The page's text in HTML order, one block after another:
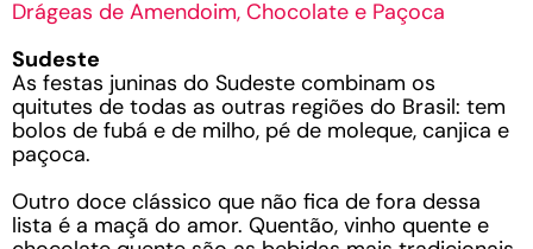
Drágeas de Amendoim, Chocolate e Paçoca
Sudeste
As festas juninas do Sudeste combinam os
quitutes de todas as outras regiões do Brasil: tem
bolos de fubá e de milho, pé de moleque, canjica e
paçoca.
Outro doce clássico que não fica de fora dessa
lista é a maçã do amor. Quentão, vinho quente e